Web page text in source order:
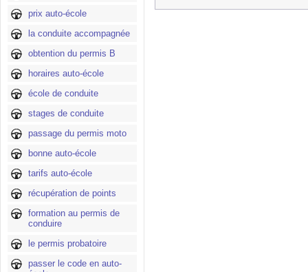
prix auto-école
la conduite accompagnée
obtention du permis B
horaires auto-école
école de conduite
stages de conduite
passage du permis moto
bonne auto-école
tarifs auto-école
récupération de points
formation au permis de
conduire
le permis probatoire
passer le code en auto-